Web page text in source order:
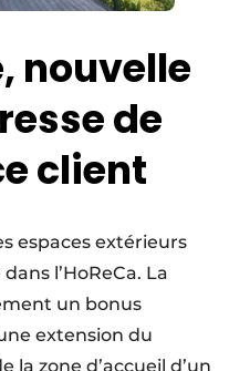
nouvelle
de
client
espaces extérieurs
l’HoReCa. La
un bonus
extension du
la zone d’accueil d’un